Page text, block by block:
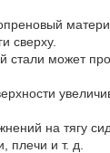
сверху.
стали может
на тягу
плечи и т. д.